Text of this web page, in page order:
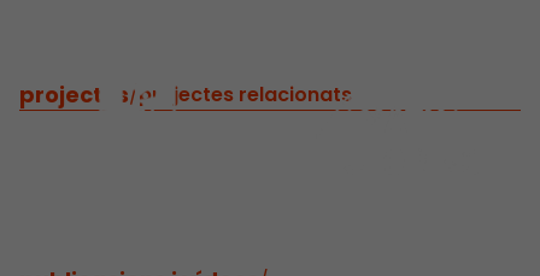
projectes/projectes relacionats